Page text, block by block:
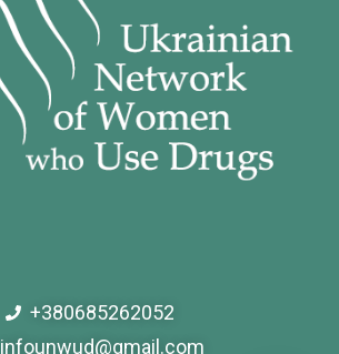
+380685262052
infounwud@gmail.com